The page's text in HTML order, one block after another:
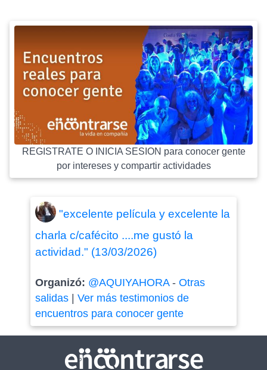
REGISTRATE O INICIA SESION para conocer gente
por intereses y compartir actividades
"excelente película y excelente la
charla c/cafécito ....me gustó la
actividad." (13/03/2026)
Organizó: @AQUIYAHORA- Otras
salidas| Ver más testimonios de
encuentros para conocer gente